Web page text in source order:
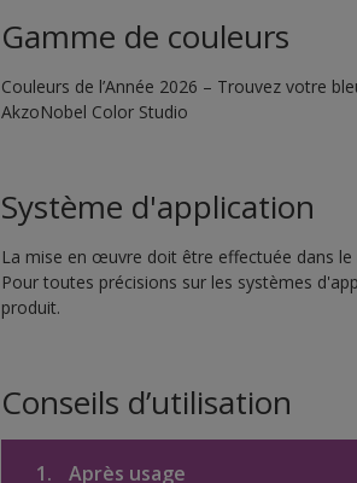
Gamme de couleurs
Couleurs de l’Année 2026 – Trouvez votre
AkzoNobel Color Studio
Système d'application
La mise en œuvre doit être effectuée dans
Pour toutes précisions sur les systèmes
produit.
Conseils d’utilisation
1. Après usage